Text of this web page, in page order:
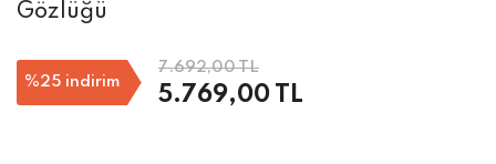
Gözlüğü
%25 indirim
7.692,00 TL
5.769,00 TL